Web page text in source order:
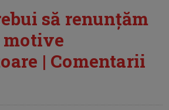
să renunțăm
motive
| Comentarii